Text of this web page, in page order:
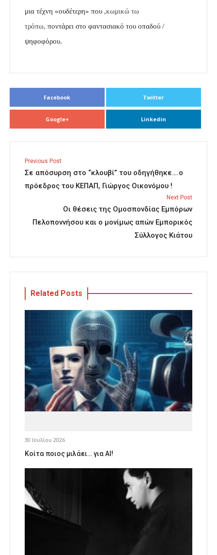
μια τέχνη «ουδέτερη» που ,κωμικώ τω
τρόπω, ποντάρει στο φαντασιακό του οπαδού /
ψηφοφόρου.
Facebook Twitter
Google+ Linkedin
Previous Post
Σε απόσυρση στο “κλουβί” του οδηγήθηκε….ο
πρόεδρος του ΚΕΠΑΠ, Γιώργος Οικονόμου !
Next Post
Οι θέσεις της Ομοσπονδίας Εμπόρων
Πελοποννήσου και ο μονίμως απών Εμπορικός
Σύλλογος Κιάτου
Related Posts
30 Ιουλίου 2026
Κοίτα ποιος μιλάει… για AI!